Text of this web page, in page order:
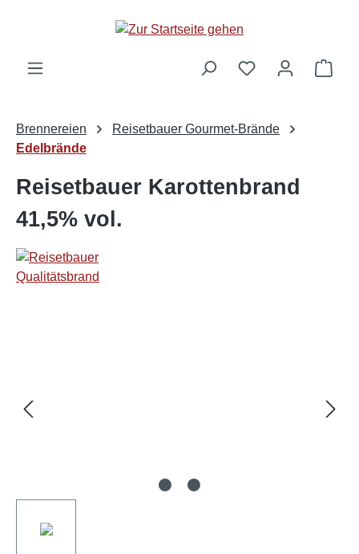
Brennereien
Reisetbauer Gourmet-Brände
Edelbrände
Reisetbauer Karottenbrand
41,5% vol.